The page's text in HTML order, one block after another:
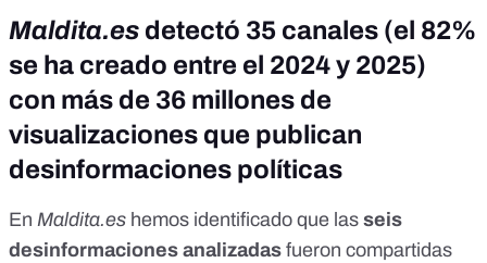
Maldita.es detectó 35 canales (el 82%
se ha creado entre el 2024 y 2025)
con más de 36 millones de
visualizaciones que publican
desinformaciones políticas
En Maldita.es hemos identificado que las seis
desinformaciones analizadas fueron compartidas